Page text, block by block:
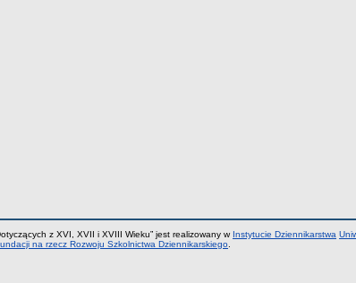
z XVI, XVII i XVIII Wieku” jest realizowany w Instytucie Dziennikarstwa
na rzecz Rozwoju Szkolnictwa Dziennikarskiego